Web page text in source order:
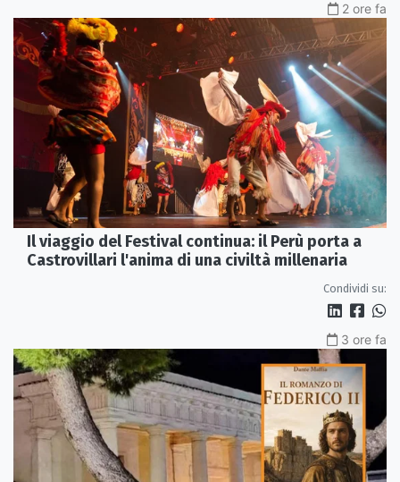
2 ore fa
Il viaggio del Festival continua: il Perù porta a
Castrovillari l'anima di una civiltà millenaria
Condividi su:
3 ore fa